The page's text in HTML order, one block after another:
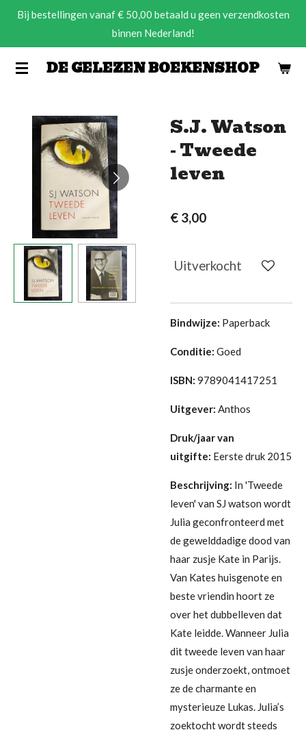
Ga
de
DE GELEZEN BOEKENSHOP
Bij bestellingen vanaf € 50,00 betaald u geen verzendkosten
binnen Nederland!
S.J. Watson
- Tweede
leven
€ 3,00
Uitverkocht
Bindwijze: Paperback
Conditie: Goed
ISBN: 9789041417251
Uitgever: Anthos
Druk/jaar van
uitgifte: Eerste druk 2015
Beschrijving: In 'Tweede
leven' van SJ watson wordt
Julia geconfronteerd met
de gewelddadige dood van
haar zusje Kate in Parijs.
Van Kates huisgenote en
beste vriendin hoort ze
over het dubbelleven dat
Kate leidde. Wanneer Julia
dit tweede leven van haar
zusje onderzoekt, ontmoet
ze de charmante en
mysterieuze Lukas. Julia’s
zoektocht wordt steeds